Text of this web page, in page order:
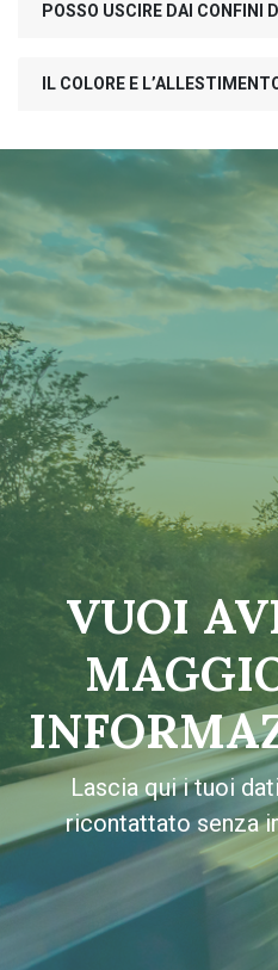
POSSO USCIRE DAI CONFINI
IL COLORE E
VUOI
Lascia qui i tuoi
ricontattato senza